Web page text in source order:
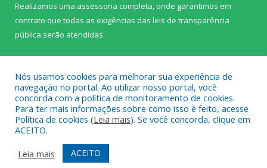
Realizamos uma assessoria completa, onde garantimos em
contrato que todas as exigências das leis de transparência
pública serão atendidas.
Todos os direitos reservados a Câmara Municipal de Prainha.
Mapa do Site
Acessar Área Administrativa
Acessar Webmail
Nós usamos cookies para melhorar sua experiência de
navegação no portal. Ao utilizar nosso portal, você
concorda com a política de monitoramento de cookies.
Para ter mais informações sobre como isso é feito, acesse
Política de cookies (Leia mais). Se você concorda, clique em
ACEITO.
Leia mais
ACEITO